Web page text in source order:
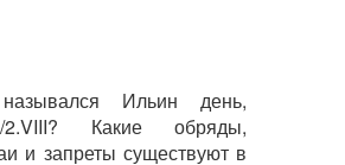
Ильин день,
2.VIII? Какие обряды,
и запреты существуют в